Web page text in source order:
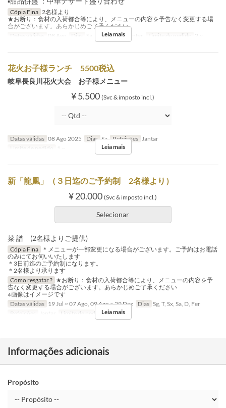
Cópia Fina 2名様より
★お断り：食材の入荷都合等により、メニューの内容を予告なく変更する場
合がございます。あらかじめご了承ください
Datas válidas
08 Ago Dias Sa Refeições Limite de pedido 2 ~
Leia mais
花火お子様ランチ 5500税込
岐阜長良川花火大会 お子様メニュー
¥ 5.500 (Svc & imposto incl.)
Datas válidas 08 Ago 2025 Dias Sa Refeições
Jantar
Limite de pedido
1 ~ Leia mais
新「龍凰」（３日迄のご予約制 2名様より）
¥ 20.000 (Svc & imposto incl.)
Selecionar
菜 譜 (2名様よりご提供)
Cópia Fina
＊メニューが一部変更になる場合がございます。ご予約はお電話
のみにてお伺いいたします
＊3日前迄のご予約制になります。
＊2名様より承ります
Como resgatar ? ★お断り：食材の入荷都合等により、メニューの内容を予
告なく変更する場合がございます。あらかじめご了承ください
※画像はイメージです
Datas válidas 19 Jul ~ 07 Ago, 09 Ago ~ 29 Dez Dias Sg, T, Sx, Sa, D, Fer
Refeições
Jantar Limite de pedido 2 ~
Leia mais
Informações adicionais
Propósito